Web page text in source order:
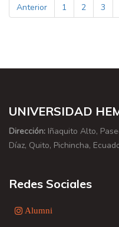
Anterior 1 2 3
UNIVERSIDAD
Dirección: Iñaquito Alto,
Díaz, Quito, Pichincha,
Redes Sociales
Alumni